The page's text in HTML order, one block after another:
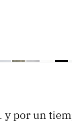
y por un